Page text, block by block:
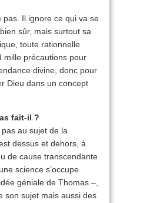
pas. Il ignore ce qui va se
sûr, mais surtout sa
toute rationnelle
mille précautions pour
divine, donc pour
Dieu dans un concept
fait-il ?
pas au sujet de la
dessus et dehors, à
de cause transcendante
science s’occupe
géniale de Thomas –,
son sujet mais aussi des